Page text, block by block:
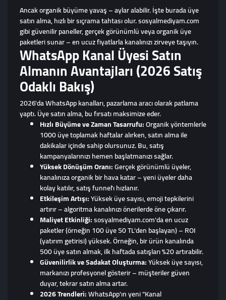
Ancak organik büyüme yavaş – aylar alabilir. İşte burada üye
satın alma, hızlı bir sıçrama tahtası olur. sosyalmediyam.com
gibi güvenilir paneller, gerçek görünümlü veya organik üye
paketleri sunar – en ucuz fiyatlarla kanalınızı zirveye taşıyın.
WhatsApp Kanal Üyesi Satın
Almanın Avantajları (2026 Satış
Odaklı Bakış)
2026'da WhatsApp kanalları, pazarlama aracı olarak patlama
yaptı. Üye satın alma, bu fırsatı maksimize eder.
Hızlı Büyüme ve Zaman Tasarrufu:Organik yöntemlerle
1000 üye toplamak haftalar alırken, satın alma ile
dakikalar içinde sahip olursunuz. Bu, satış
kampanyalarınızı hemen başlatmanızı sağlar.
Yüksek Dönüşüm Oranı:Gerçek görünümlü üyeler,
kanalınıza organik bir hava katar – yeni üyeler daha
kolay katılır, satış funnel'ı hızlanır.
Etkileşim Artışı:Yüksek üye sayısı, emoji tepkilerini
artırır – algoritma kanalınızı önerilerde öne çıkarır.
Maliyet Etkinliği:sosyalmediyam.com'da en ucuz
paketler (örneğin 100 üye 50 TL'den başlayan) – ROI
(yatırım getirisi) yüksek. Örneğin, bir ürün kanalında
500 üye satın almak, ilk haftada satışları %20 artırabilir.
Güvenilirlik ve Sadakat Oluşturma:Yüksek üye sayısı,
markanızı profesyonel gösterir – müşteriler güven
duyar, tekrar satın alma artar.
2026 Trendleri:WhatsApp'ın yeni "Kanal